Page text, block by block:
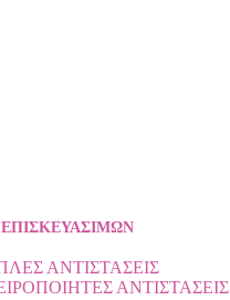
ΕΠΙΣΚΕΥΑΣΙΜΩΝ
ΑΝΤΙΣΤΑΣΕΙΣ
ΑΝΤΙΣΤΑΣΕΙΣ